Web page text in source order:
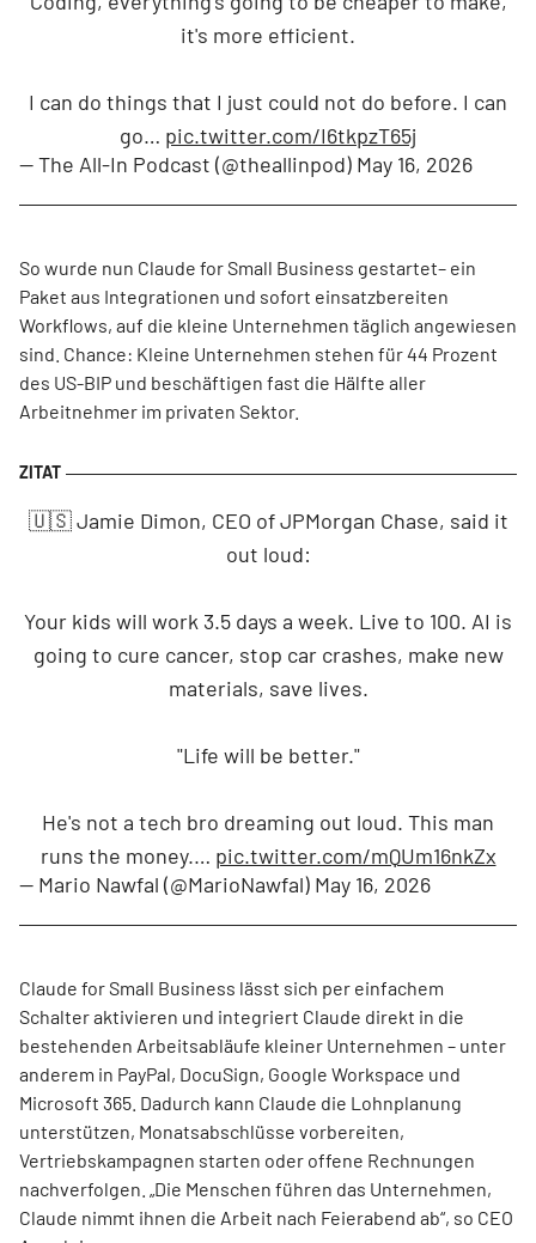
it's more efficient.
I can do things that I just could not do before. I can
go… pic.twitter.com/I6tkpzT65j
— The All-In Podcast (@theallinpod) May 16, 2026
So wurde nun Claude for Small Business gestartet– ein
Paket aus Integrationen und sofort einsatzbereiten
Workflows, auf die kleine Unternehmen täglich angewiesen
sind. Chance: Kleine Unternehmen stehen für 44 Prozent
des US-BIP und beschäftigen fast die Hälfte aller
Arbeitnehmer im privaten Sektor.
🇺🇸 Jamie Dimon, CEO of JPMorgan Chase, said it
out loud:
Your kids will work 3.5 days a week. Live to 100. AI is
going to cure cancer, stop car crashes, make new
materials, save lives.
"Life will be better."
He's not a tech bro dreaming out loud. This man
runs the money.… pic.twitter.com/mQUm16nkZx
— Mario Nawfal (@MarioNawfal) May 16, 2026
Claude for Small Business lässt sich per einfachem
Schalter aktivieren und integriert Claude direkt in die
bestehenden Arbeitsabläufe kleiner Unternehmen – unter
anderem in PayPal, DocuSign, Google Workspace und
Microsoft 365. Dadurch kann Claude die Lohnplanung
unterstützen, Monatsabschlüsse vorbereiten,
Vertriebskampagnen starten oder offene Rechnungen
nachverfolgen. „Die Menschen führen das Unternehmen,
Claude nimmt ihnen die Arbeit nach Feierabend ab“, so CEO